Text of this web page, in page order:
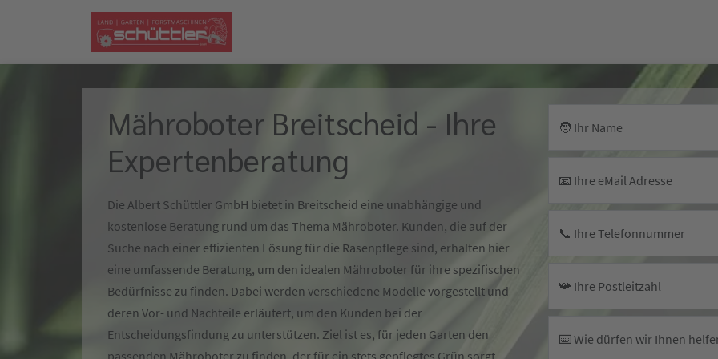
Mähroboter Breitscheid - Ihre
Expertenberatung
Die Albert Schüttler GmbH bietet in Breitscheid eine unabhängige und
kostenlose Beratung rund um das Thema Mähroboter. Kunden, die auf der
Suche nach einer effizienten Lösung für die Rasenpflege sind, erhalten hier
eine umfassende Beratung, um den idealen Mähroboter für ihre spezifischen
Bedürfnisse zu finden. Dabei werden verschiedene Modelle vorgestellt und
deren Vor- und Nachteile erläutert, um den Kunden bei der
Entscheidungsfindung zu unterstützen. Ziel ist es, für jeden Garten den
passenden Mähroboter zu finden, der für ein stets gepflegtes Grün sorgt.
🧑 Ihr Name
📧 Ihre eMail Adresse
📞 Ihre Telefonnummer
📯 Ihre Postleitzahl
⌨️ Wie dürfen wir Ihnen